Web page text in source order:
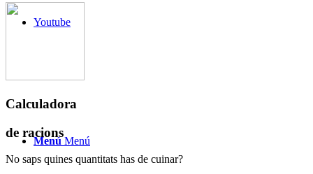
Youtube
Menú Menú
Calculadora
de racions
No saps quines quantitats has de cuinar?